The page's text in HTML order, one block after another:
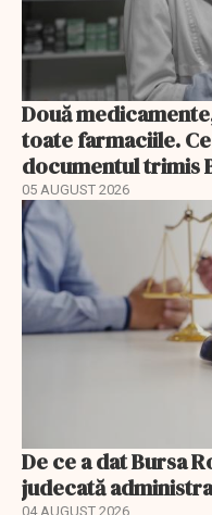
Două
toate farmaciile.
documentul trimis
05 AUGUST 2026
De ce a dat Bursa
judecată
04 AUGUST 2026